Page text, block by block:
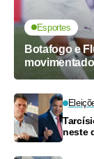
Esportes
Botafogo e
neste